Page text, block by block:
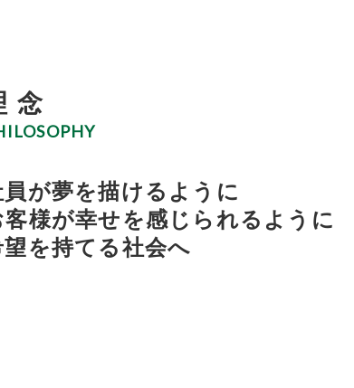
念
員が夢を描けるように
客様が幸せを感じられるように
望を持てる社会へ